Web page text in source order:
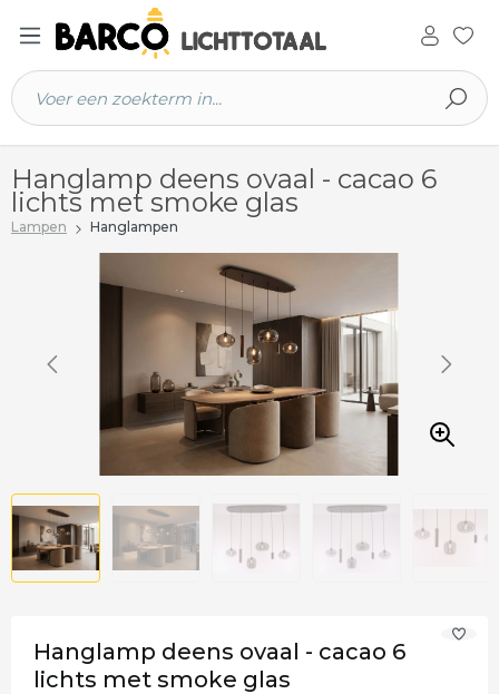
hoofdinhoud
Hanglamp deens ovaal - cacao 6
lichts met smoke glas
Lampen Hanglampen
Hanglamp deens ovaal - cacao 6
lichts met smoke glas